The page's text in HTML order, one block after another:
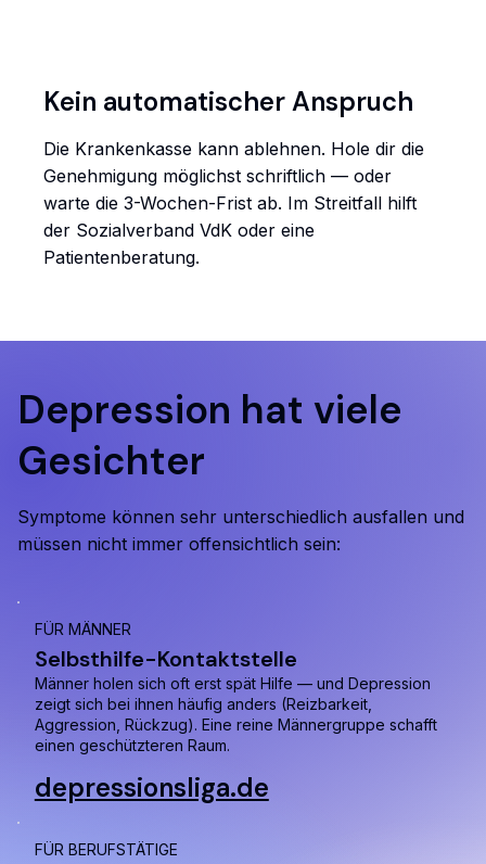
Kein automatischer Anspruch
Die Krankenkasse kann ablehnen. Hole dir die
Genehmigung möglichst schriftlich — oder
warte die 3-Wochen-Frist ab. Im Streitfall hilft
der Sozialverband VdK oder eine
Patientenberatung.
Depression hat viele
Gesichter
Symptome können sehr unterschiedlich ausfallen und
müssen nicht immer offensichtlich sein:
FÜR MÄNNER
Selbsthilfe-Kontaktstelle
Männer holen sich oft erst spät Hilfe — und Depression
zeigt sich bei ihnen häufig anders (Reizbarkeit,
Aggression, Rückzug). Eine reine Männergruppe schafft
einen geschützteren Raum.
depressionsliga.de
FÜR BERUFSTÄTIGE